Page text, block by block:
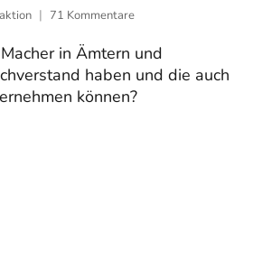
71 Kommentare
in Ämtern und
haben und die auch
können?